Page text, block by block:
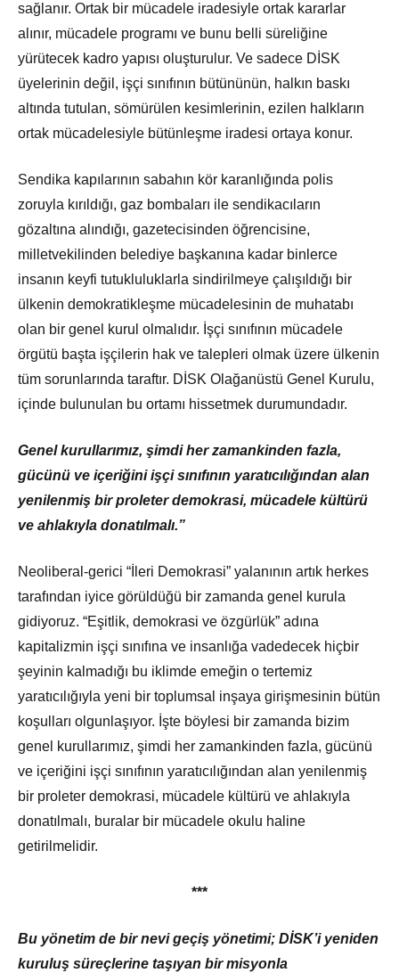
sağlanır. Ortak bir mücadele iradesiyle ortak kararlar
alınır, mücadele programı ve bunu belli süreliğine
yürütecek kadro yapısı oluşturulur. Ve sadece DİSK
üyelerinin değil, işçi sınıfının bütününün, halkın baskı
altında tutulan, sömürülen kesimlerinin, ezilen halkların
ortak mücadelesiyle bütünleşme iradesi ortaya konur.
Sendika kapılarının sabahın kör karanlığında polis
zoruyla kırıldığı, gaz bombaları ile sendikacıların
gözaltına alındığı, gazetecisinden öğrencisine,
milletvekilinden belediye başkanına kadar binlerce
insanın keyfi tutukluluklarla sindirilmeye çalışıldığı bir
ülkenin demokratikleşme mücadelesinin de muhatabı
olan bir genel kurul olmalıdır. İşçi sınıfının mücadele
örgütü başta işçilerin hak ve talepleri olmak üzere ülkenin
tüm sorunlarında taraftır. DİSK Olağanüstü Genel Kurulu,
içinde bulunulan bu ortamı hissetmek durumundadır.
Genel kurullarımız, şimdi her zamankinden fazla,
gücünü ve içeriğini işçi sınıfının yaratıcılığından alan
yenilenmiş bir proleter demokrasi, mücadele kültürü
ve ahlakıyla donatılmalı.”
Neoliberal-gerici “İleri Demokrasi” yalanının artık herkes
tarafından iyice görüldüğü bir zamanda genel kurula
gidiyoruz. “Eşitlik, demokrasi ve özgürlük” adına
kapitalizmin işçi sınıfına ve insanlığa vadedecek hiçbir
şeyinin kalmadığı bu iklimde emeğin o tertemiz
yaratıcılığıyla yeni bir toplumsal inşaya girişmesinin bütün
koşulları olgunlaşıyor. İşte böylesi bir zamanda bizim
genel kurullarımız, şimdi her zamankinden fazla, gücünü
ve içeriğini işçi sınıfının yaratıcılığından alan yenilenmiş
bir proleter demokrasi, mücadele kültürü ve ahlakıyla
donatılmalı, buralar bir mücadele okulu haline
getirilmelidir.
***
Bu yönetim de bir nevi geçiş yönetimi; DİSK’i yeniden
kuruluş süreçlerine taşıyan bir misyonla